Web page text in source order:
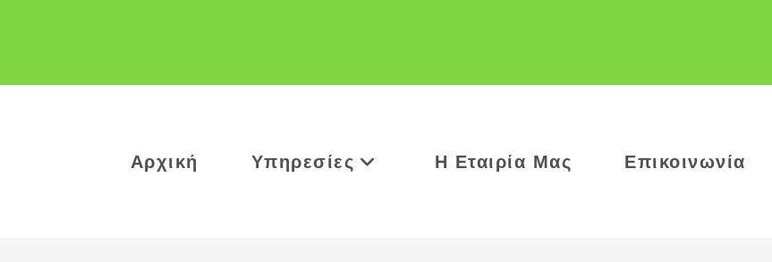
Αρχική Υπηρεσίες Η Εταιρία Μας Επικοινωνία